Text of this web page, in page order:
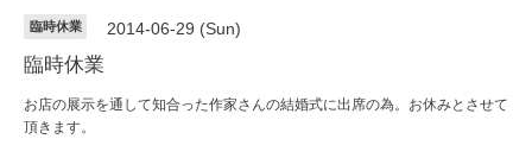
臨時休業 2014-06-29 (Sun)
臨時休業
お店の展示を通して知合った作家さんの結婚式に出席の為。お休みとさせて
頂きます。